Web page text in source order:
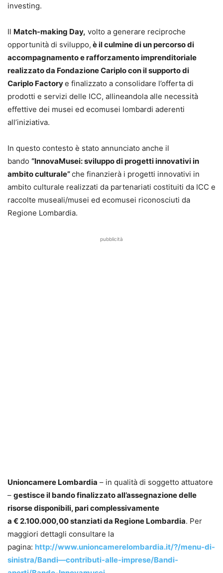
investing.
Il Match-making Day, volto a generare reciproche
opportunità di sviluppo, è il culmine di un percorso di
accompagnamento e rafforzamento imprenditoriale
realizzato da Fondazione Cariplo con il supporto di
Cariplo Factorye finalizzato a consolidare l’offerta di
prodotti e servizi delle ICC, allineandola alle necessità
effettive dei musei ed ecomusei lombardi aderenti
all’iniziativa.
In questo contesto è stato annunciato anche il
bando “InnovaMusei: sviluppo di progetti innovativi in
ambito culturale”che finanzierà i progetti innovativi in
ambito culturale realizzati da partenariati costituiti da ICC e
raccolte museali/musei ed ecomusei riconosciuti da
Regione Lombardia.
pubblicità
Unioncamere Lombardia – in qualità di soggetto attuatore
– gestisce il bando finalizzato all’assegnazione delle
risorse disponibili, pari complessivamente
a € 2.100.000,00 stanziati da Regione Lombardia. Per
maggiori dettagli consultare la
pagina: http://www.unioncamerelombardia.it/?/menu-di-
sinistra/Bandi—contributi-alle-imprese/Bandi-